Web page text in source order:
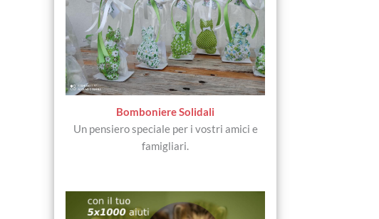
Bomboniere Solidali
Un pensiero speciale per i vostri amici e
famigliari.